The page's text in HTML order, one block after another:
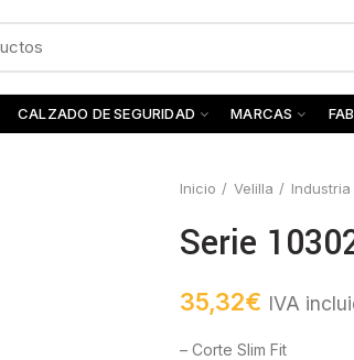
CALZADO DE SEGURIDAD MARCAS
Inicio Velilla Industria
Serie
35,32€ IVA
– Corte Slim Fit